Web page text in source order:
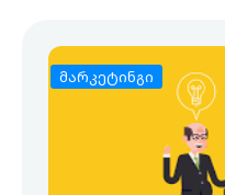
მარკეტინგი